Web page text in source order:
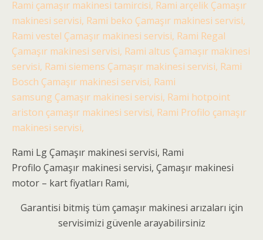
Rami çamaşır makinesi tamircisi, Rami arçelik Çamaşır
makinesi servisi, Rami beko Çamaşır makinesi servisi,
Rami vestel Çamaşır makinesi servisi, Rami Regal
Çamaşır makinesi servisi, Rami altus Çamaşır makinesi
servisi, Rami siemens Çamaşır makinesi servisi, Rami
Bosch Çamaşır makinesi servisi, Rami
samsung Çamaşır makinesi servisi, Rami hotpoint
ariston çamaşır makinesi servisi, Rami Profilo çamaşır
makinesi servisi,
Rami Lg Çamaşır makinesi servisi, Rami
Profilo Çamaşır makinesi servisi, Çamaşır makinesi
motor – kart fiyatları Rami,
Garantisi bitmiş tüm çamaşır makinesi arızaları için
servisimizi güvenle arayabilirsiniz